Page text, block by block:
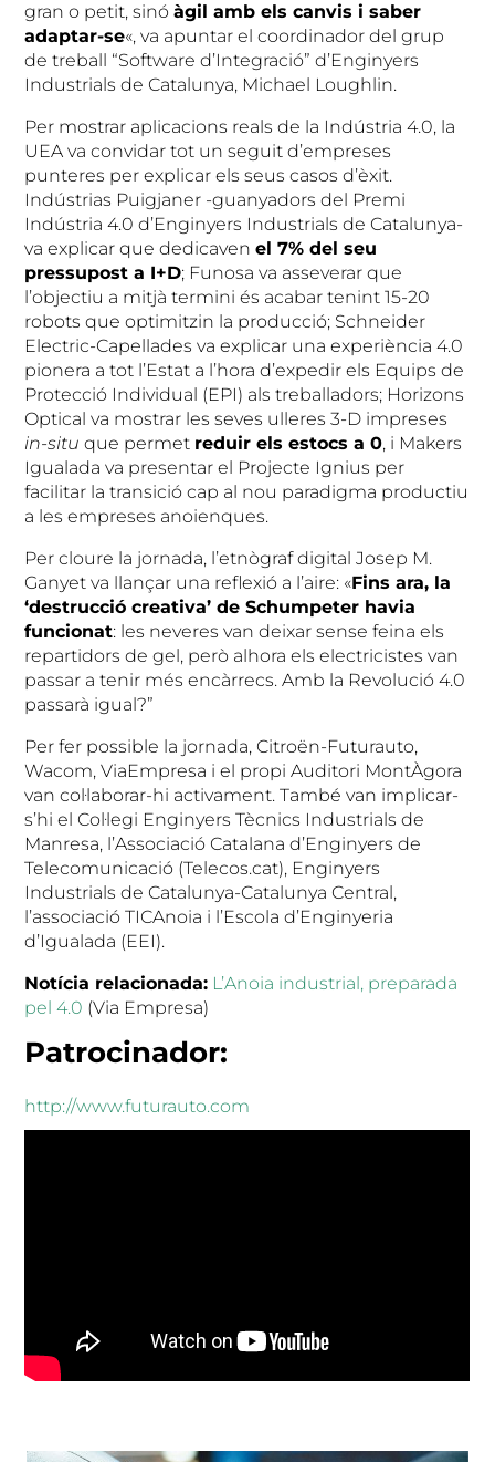
gran o petit, sinóàgil amb els canvis i saber
adaptar-se«, va apuntar el coordinador del grup
de treball “Software d’Integració” d’Enginyers
Industrials de Catalunya, Michael Loughlin.
Per mostrar aplicacions reals de la Indústria 4.0, la
UEA va convidar tot un seguit d’empreses
punteres per explicar els seus casos d’èxit.
Indústrias Puigjaner -guanyadors del Premi
Indústria 4.0 d’Enginyers Industrials de Catalunya-
va explicar que dedicavenel 7% del seu
pressupost a I+D; Funosa va asseverar que
l’objectiu a mitjà termini és acabar tenint 15-20
robots que optimitzin la producció; Schneider
Electric-Capellades va explicar una experiència 4.0
pionera a tot l’Estat a l’hora d’expedir els Equips de
Protecció Individual (EPI) als treballadors; Horizons
Optical va mostrar les seves ulleres 3-D impreses
in-situ que permet reduir els estocs a 0, i Makers
Igualada va presentar el Projecte Ignius per
facilitar la transició cap al nou paradigma productiu
a les empreses anoienques.
Per cloure la jornada, l’etnògraf digital Josep M.
Ganyet va llançar una reflexió a l’aire: «Fins ara, la
‘destrucció creativa’ de Schumpeter havia
funcionat: les neveres van deixar sense feina els
repartidors de gel, però alhora els electricistes van
passar a tenir més encàrrecs. Amb la Revolució 4.0
passarà igual?”
Per fer possible la jornada, Citroën-Futurauto,
Wacom, ViaEmpresa i el propi Auditori MontÀgora
van col·laborar-hi activament. També van implicar-
s’hi el Col·legi Enginyers Tècnics Industrials de
Manresa, l’Associació Catalana d’Enginyers de
Telecomunicació (Telecos.cat), Enginyers
Industrials de Catalunya-Catalunya Central,
l’associació TICAnoia i l’Escola d’Enginyeria
d’Igualada (EEI).
Notícia relacionada: L’Anoia industrial, preparada
pel 4.0 (Via Empresa)
Patrocinador:
http://www.futurauto.com